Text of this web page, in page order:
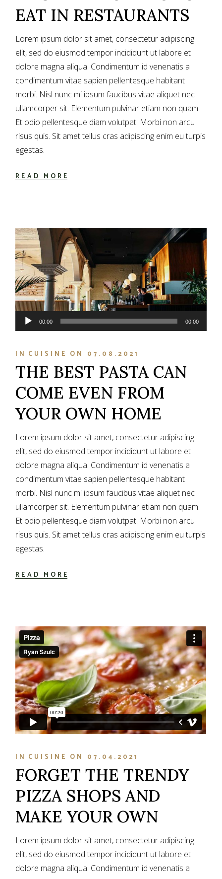
EAT IN RESTAURANTS
Lorem ipsum dolor sit amet, consectetur adipiscing
elit, sed do eiusmod tempor incididunt ut labore et
dolore magna aliqua. Condimentum id venenatis a
condimentum vitae sapien pellentesque habitant
morbi. Nisl nunc mi ipsum faucibus vitae aliquet nec
ullamcorper sit. Elementum pulvinar etiam non quam.
Et odio pellentesque diam volutpat. Morbi non arcu
risus quis. Sit amet tellus cras adipiscing enim eu turpis
egestas.
READ MORE
Audio
Player
00:00 00:00
IN CUISINE ON 07.08.2021
THE BEST PASTA CAN
COME EVEN FROM
YOUR OWN HOME
Lorem ipsum dolor sit amet, consectetur adipiscing
elit, sed do eiusmod tempor incididunt ut labore et
dolore magna aliqua. Condimentum id venenatis a
condimentum vitae sapien pellentesque habitant
morbi. Nisl nunc mi ipsum faucibus vitae aliquet nec
ullamcorper sit. Elementum pulvinar etiam non quam.
Et odio pellentesque diam volutpat. Morbi non arcu
risus quis. Sit amet tellus cras adipiscing enim eu turpis
egestas.
READ MORE
IN CUISINE ON 07.04.2021
FORGET THE TRENDY
PIZZA SHOPS AND
MAKE YOUR OWN
Lorem ipsum dolor sit amet, consectetur adipiscing
elit, sed do eiusmod tempor incididunt ut labore et
dolore magna aliqua. Condimentum id venenatis a